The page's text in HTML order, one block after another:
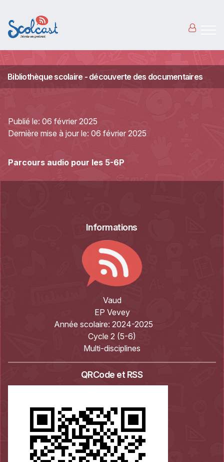
Bibliothèque scolaire - découverte des documentaires
Publié le: 06 février 2025
Dernière mise à jour le: 06 février 2025
Parcours audio pour les 5-6P
Informations
Vaud
EP Vevey
Année scolaire: 2024-2025
Cycle 2 (5-6)
Multi-disciplines
QRCode et RSS